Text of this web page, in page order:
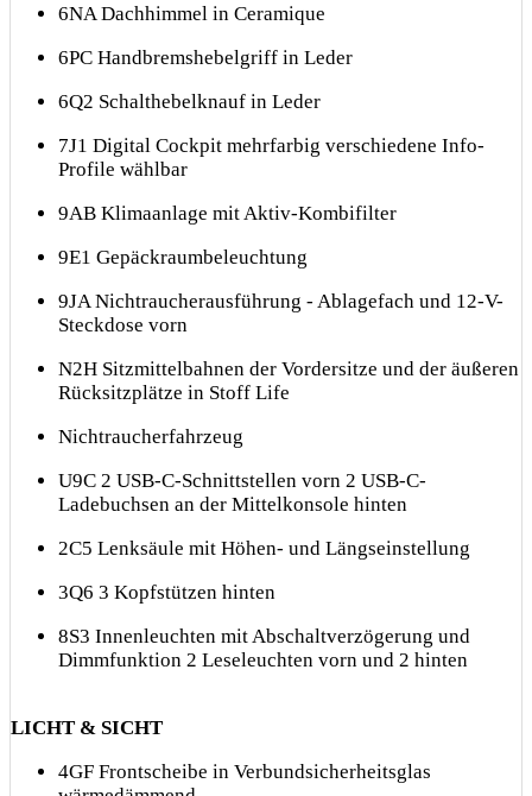
6NA Dachhimmel in Ceramique
6PC Handbremshebelgriff in Leder
6Q2 Schalthebelknauf in Leder
7J1 Digital Cockpit mehrfarbig verschiedene Info-
Profile wählbar
9AB Klimaanlage mit Aktiv-Kombifilter
9E1 Gepäckraumbeleuchtung
9JA Nichtraucherausführung - Ablagefach und 12-V-
Steckdose vorn
N2H Sitzmittelbahnen der Vordersitze und der äußeren
Rücksitzplätze in Stoff Life
Nichtraucherfahrzeug
U9C 2 USB-C-Schnittstellen vorn 2 USB-C-
Ladebuchsen an der Mittelkonsole hinten
2C5 Lenksäule mit Höhen- und Längseinstellung
3Q6 3 Kopfstützen hinten
8S3 Innenleuchten mit Abschaltverzögerung und
Dimmfunktion 2 Leseleuchten vorn und 2 hinten
LICHT & SICHT
4GF Frontscheibe in Verbundsicherheitsglas